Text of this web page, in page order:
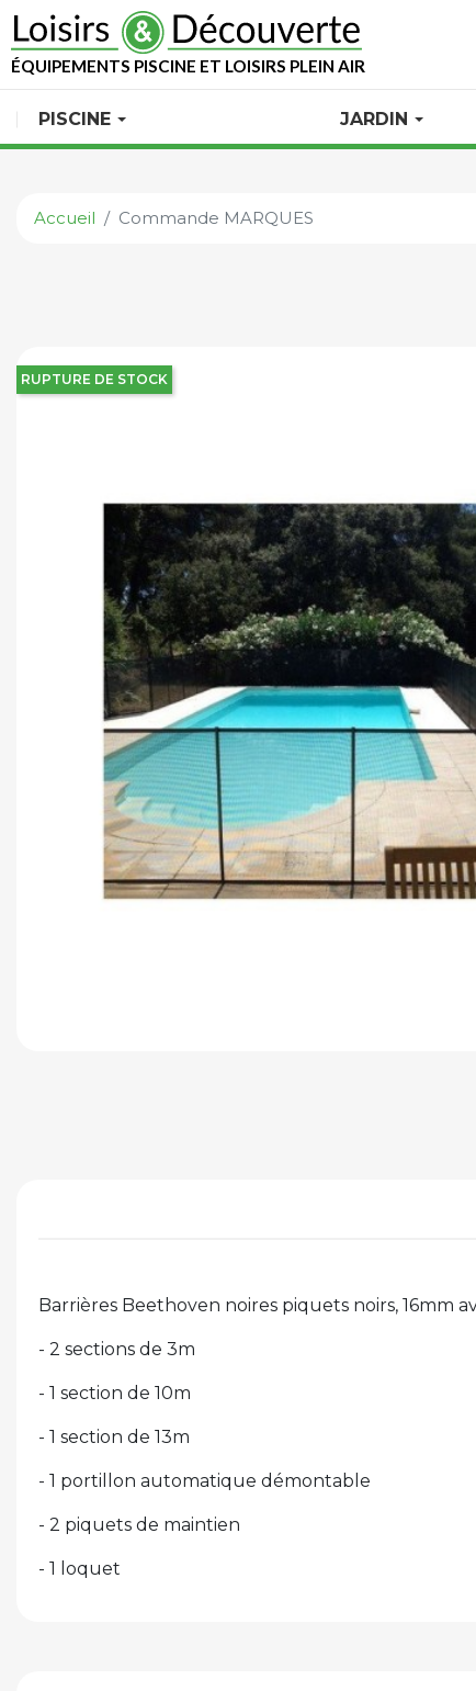
ÉQUIPEMENTS PISCINE ET LOISIRS PLEIN AIR
PISCINE JARDIN
Accueil Commande MARQUES
RUPTURE DE STOCK
Barrières Beethoven noires piquets noirs, 16mm
- 2 sections de 3m
- 1 section de 10m
- 1 section de 13m
- 1 portillon automatique démontable
- 2 piquets de maintien
- 1 loquet